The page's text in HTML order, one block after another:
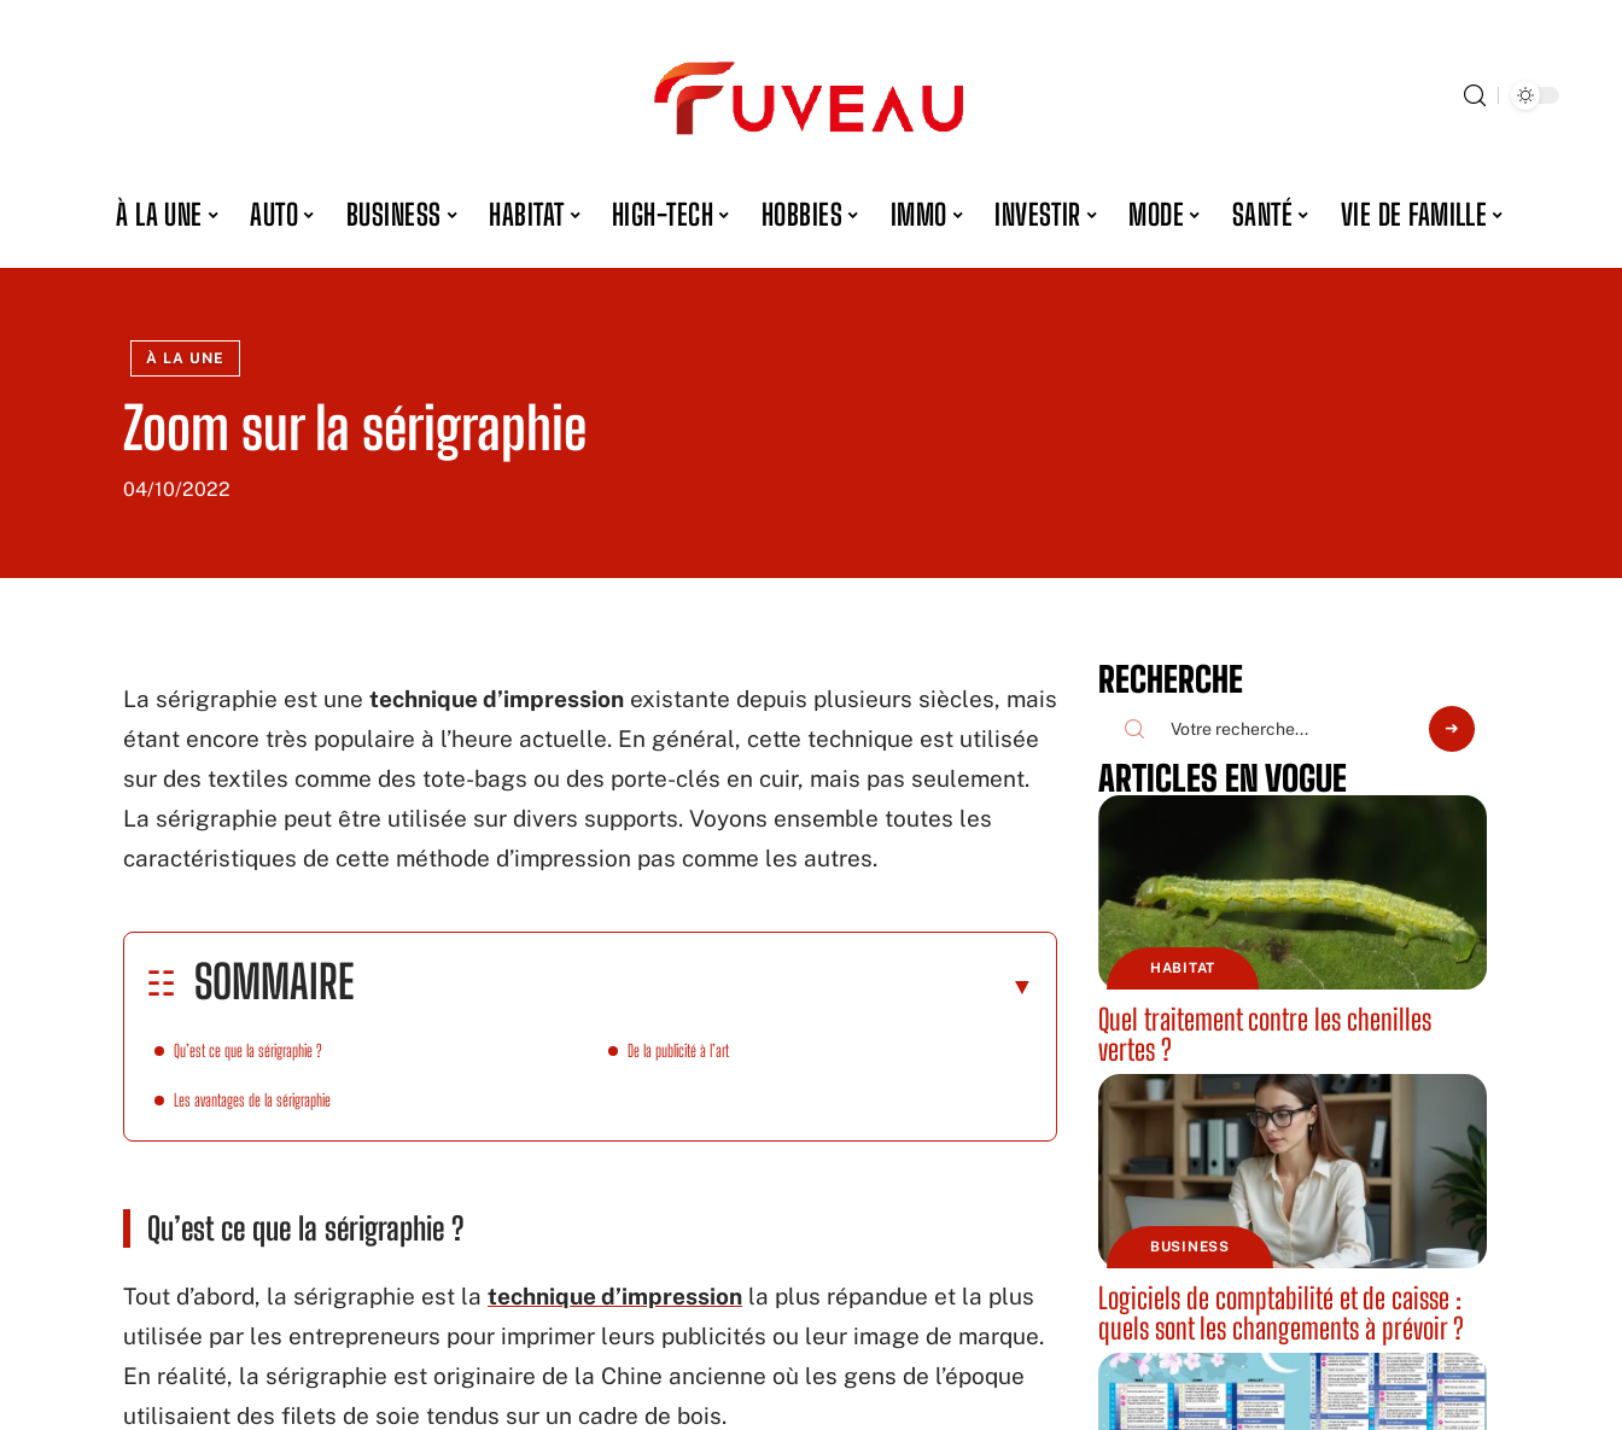
À LA UNE AUTO BUSINESS HABITAT HIGH-TECH HOBBIES IMMO INVESTIR MODE SANTÉ VIE DE FAMILLE
À LA UNE
Zoom sur la sérigraphie
04/10/2022
La sérigraphie est une technique d’impression existante depuis plusieurs siècles, mais
étant encore très populaire à l’heure actuelle. En général, cette technique est utilisée
sur des textiles comme des tote-bags ou des porte-clés en cuir, mais pas seulement.
La sérigraphie peut être utilisée sur divers supports. Voyons ensemble toutes les
caractéristiques de cette méthode d’impression pas comme les autres.
SOMMAIRE
Qu’est ce que la sérigraphie ?
Les avantages de la sérigraphie
De la publicité à l’art
Qu’est ce que la sérigraphie ?
Tout d’abord, la sérigraphie est la technique d’impression la plus répandue et la plus
utilisée par les entrepreneurs pour imprimer leurs publicités ou leur image de marque.
En réalité, la sérigraphie est originaire de la Chine ancienne où les gens de l’époque
utilisaient des filets de soie tendus sur un cadre de bois.
RECHERCHE
ARTICLES EN VOGUE
HABITAT
Quel traitement contre les chenilles
vertes ?
BUSINESS
Logiciels de comptabilité et de caisse :
quels sont les changements à prévoir ?